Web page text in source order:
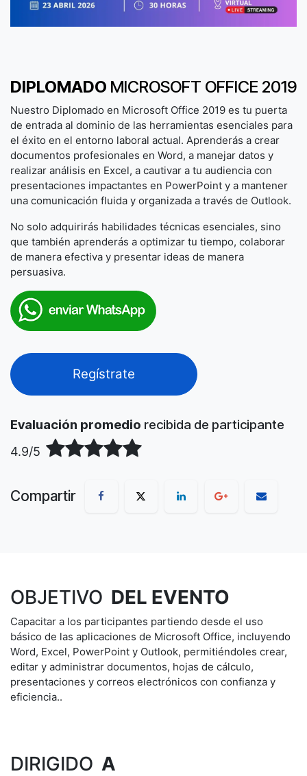
DIPLOMADO MICROSOFT OFFICE 2019
Nuestro Diplomado en Microsoft Office 2019 es tu puerta
de entrada al dominio de las herramientas esenciales para
el éxito en el entorno laboral actual. Aprenderás a crear
documentos profesionales en Word, a manejar datos y
realizar análisis en Excel, a cautivar a tu audiencia con
presentaciones impactantes en PowerPoint y a mantener
una comunicación fluida y organizada a través de Outlook.
No solo adquirirás habilidades técnicas esenciales, sino
que también aprenderás a optimizar tu tiempo, colaborar
de manera efectiva y presentar ideas de manera
persuasiva.
Regístrate
Evaluación promedio recibida de participante
4.9/5
Compartir
OBJETIVO DEL EVENTO
Capacitar a los participantes partiendo desde el uso
básico de las aplicaciones de Microsoft Office, incluyendo
Word, Excel, PowerPoint y Outlook, permitiéndoles crear,
editar y administrar documentos, hojas de cálculo,
presentaciones y correos electrónicos con confianza y
eficiencia..
DIRIGIDO A